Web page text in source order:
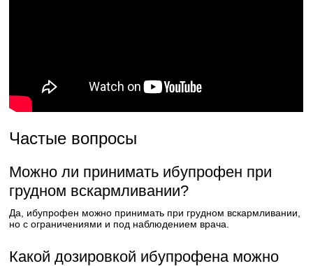
Частые вопросы
Можно ли принимать ибупрофен при
грудном вскармливании?
Да, ибупрофен можно принимать при грудном вскармливании,
но с ограничениями и под наблюдением врача.
Какой дозировкой ибупрофена можно